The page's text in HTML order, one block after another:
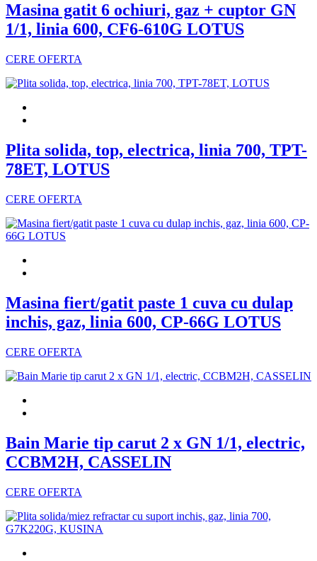
Masina gatit 6 ochiuri, gaz + cuptor GN
1/1, linia 600, CF6-610G LOTUS
CERE OFERTA
Plita solida, top, electrica, linia 700, TPT-
78ET, LOTUS
CERE OFERTA
Masina fiert/gatit paste 1 cuva cu dulap
inchis, gaz, linia 600, CP-66G LOTUS
CERE OFERTA
Bain Marie tip carut 2 x GN 1/1, electric,
CCBM2H, CASSELIN
CERE OFERTA